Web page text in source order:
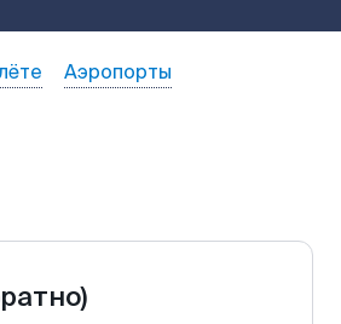
Аэропорты